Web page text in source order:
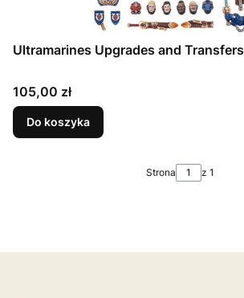
Ultramarines Upgrades and Transfers
Cena
105,00 zł
Do koszyka
Strona z 1